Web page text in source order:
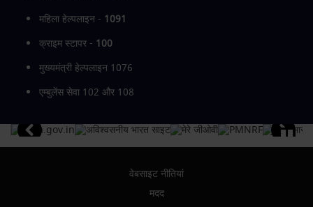
महिला हेल्पलाइन - 1091
क्राइम स्टापर - 100
मुख्यमंत्री हेल्पलाइन 1076
एम्बुलेंस सेवा 102 और 108
वेबसाइट नीतियां
मदद